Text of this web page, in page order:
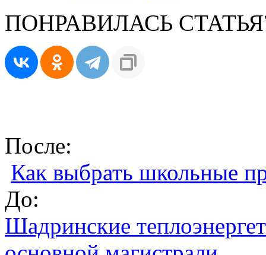
ПОНРАВИЛАСЬ
После:
Как выбрать школьные
До:
Шадринские